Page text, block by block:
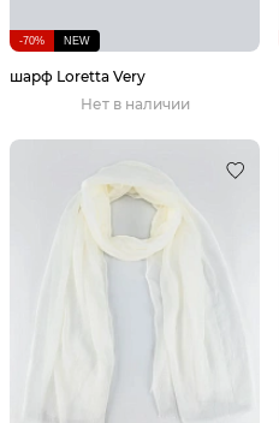
-70% NEW
шарф Loretta Very
Нет в наличии